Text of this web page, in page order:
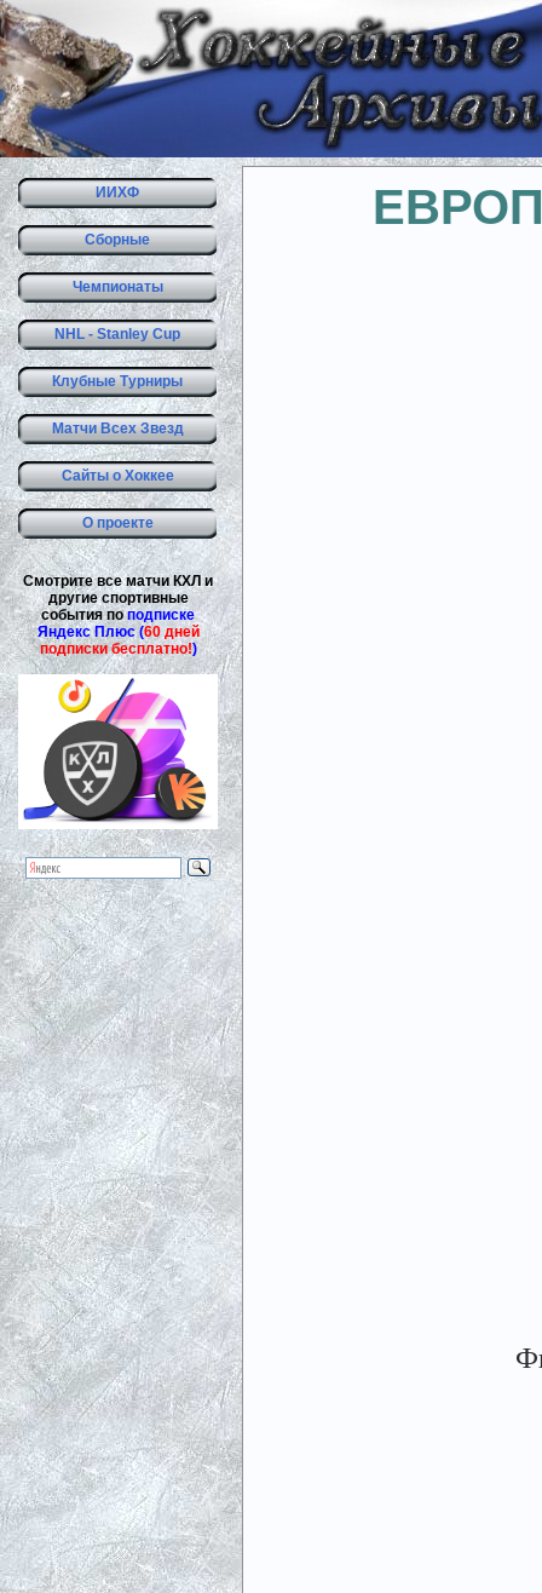
ИИХФ
Сборные
Чемпионаты
NHL - Stanley Cup
Клубные Турниры
Матчи Всех Звезд
Сайты о Хоккее
О проекте
Смотрите все матчи КХЛ и
другие спортивные
события поподписке
Яндекс Плюс (60 дней
подписки бесплатно!)